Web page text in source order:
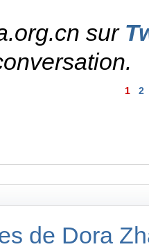
sur
1 2
de Dora